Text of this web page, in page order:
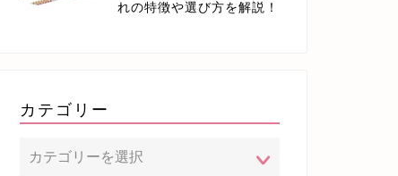
れの特徴や選び方を解説！
カテゴリー